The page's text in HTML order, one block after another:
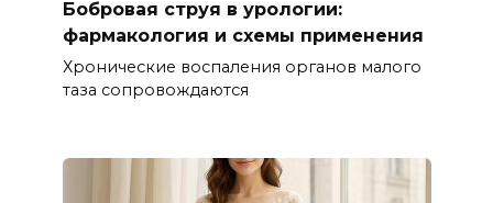
Бобровая струя в урологии:
фармакология и схемы применения
Хронические воспаления органов малого
таза сопровождаются